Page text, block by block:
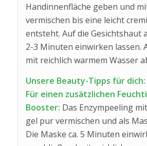
Handinnenfläche geben und
vermischen bis eine leicht
entsteht. Auf die Gesichtshaut
2-3 Minuten einwirken lassen.
mit reichlich warmem Wasser
Unsere Beauty-Tipps für dich:
Für einen zusätzlichen
Booster: Das Enzympeeling
gel pur vermischen und als
Die Maske ca. 5 Minuten